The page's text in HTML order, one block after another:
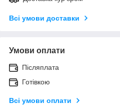
Всі умови доставки
Умови оплати
Післяплата
Готівкою
Всі умови оплати